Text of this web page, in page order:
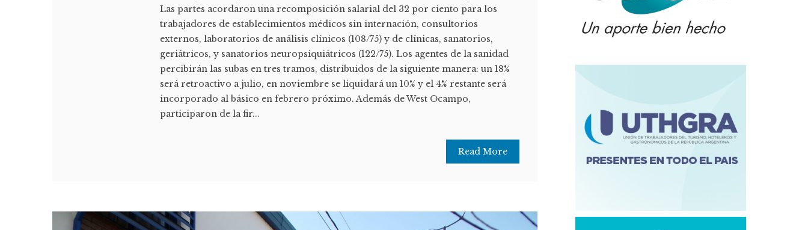
Las partes acordaron una recomposición salarial del 32 por ciento para los
trabajadores de establecimientos médicos sin internación, consultorios
externos, laboratorios de análisis clínicos (108/75) y de clínicas, sanatorios,
geriátricos, y sanatorios neuropsiquiátricos (122/75). Los agentes de la sanidad
percibirán las subas en tres tramos, distribuidos de la siguiente manera: un 18%
será retroactivo a julio, en noviembre se liquidará un 10% y el 4% restante será
incorporado al básico en febrero próximo. Además de West Ocampo,
participaron de la fir...
Read More